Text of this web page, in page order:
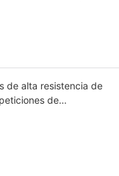
de alta resistencia de
de